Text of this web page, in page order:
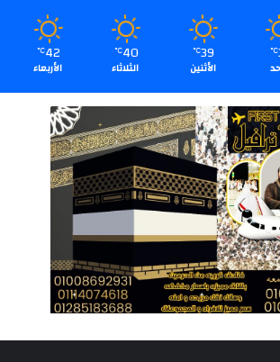
℃
39
℃
الأثنين
40
℃
الثلاثاء
42
℃
الأربعاء